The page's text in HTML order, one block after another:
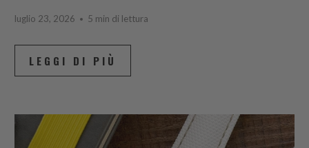
luglio 23, 2026 5 min di lettura
LEGGI DI PIÙ